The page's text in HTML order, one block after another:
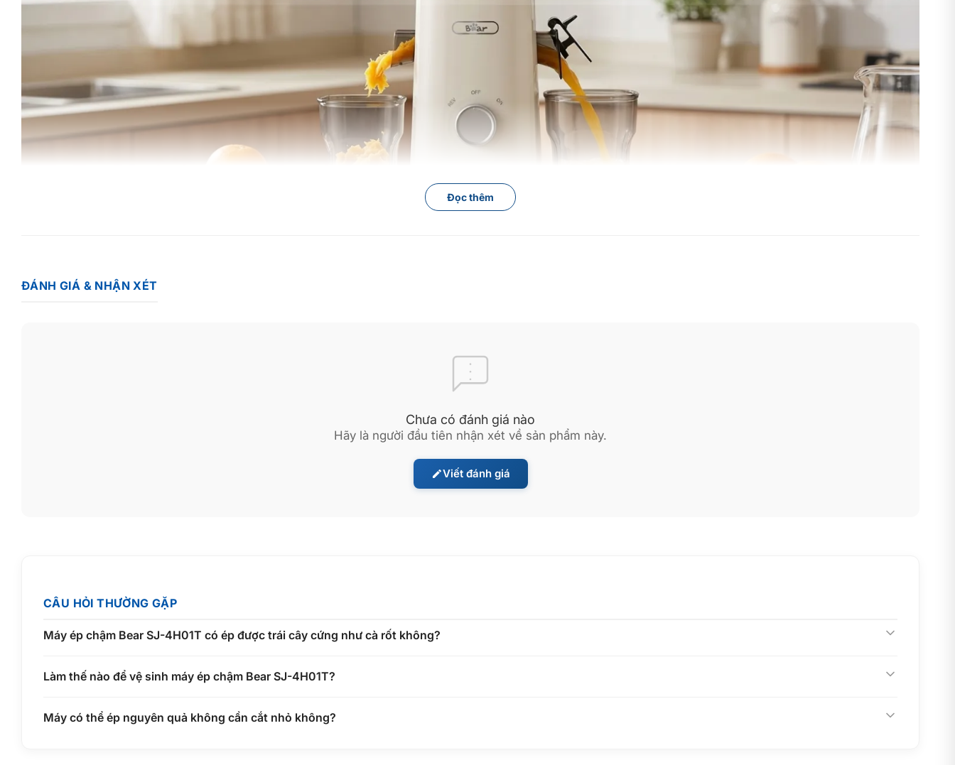
máy ép trái cây Bear SJ-4H01T
lại tối đa các vitamin thiết yếu (C, A, B) và enzyme tự nhiên. Nước ép đạt độ trong, mịn màng, không lợn cợn hay tách lớp.
Đọc thêm
ĐÁNH GIÁ & NHẬN XÉT
Chưa có đánh giá nào
Hãy là người đầu tiên nhận xét về sản phẩm này.
Viết đánh giá
CÂU HỎI THƯỜNG GẶP
Máy ép chậm Bear SJ-4H01T có ép được trái cây cứng như cà rốt không?
Làm thế nào để vệ sinh máy ép chậm Bear SJ-4H01T?
Máy có thể ép nguyên quả không cần cắt nhỏ không?